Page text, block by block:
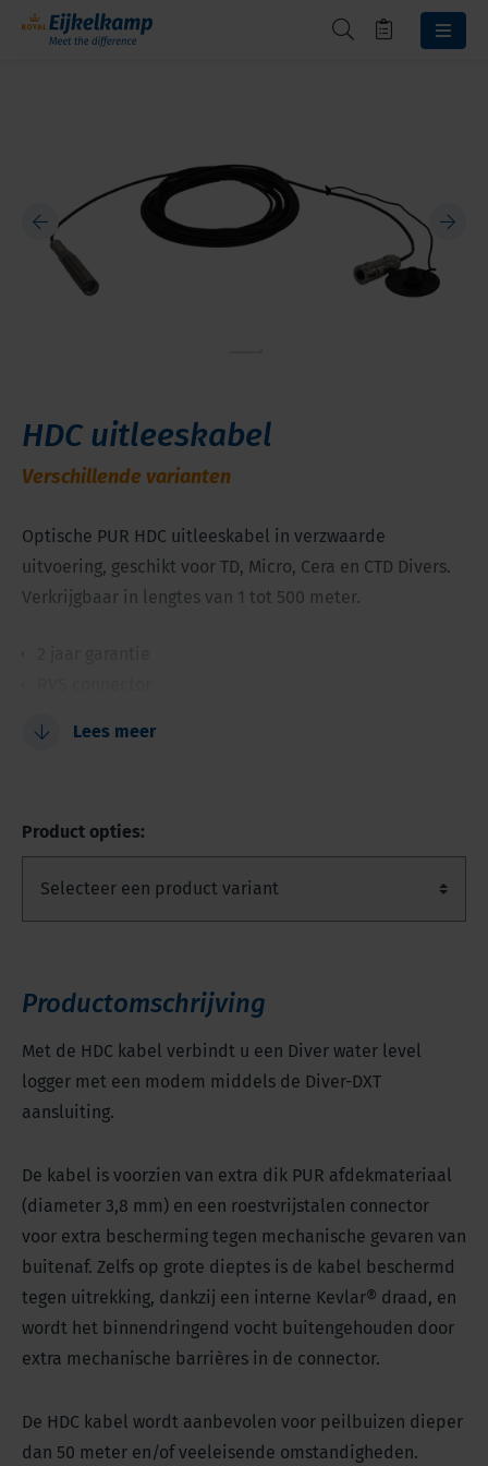
HDC uitleeskabel
Verschillende varianten
Optische PUR HDC uitleeskabel in verzwaarde
uitvoering, geschikt voor TD, Micro, Cera en CTD Divers.
Verkrijgbaar in lengtes van 1 tot 500 meter.
Hoge kwaliteit kabel
Lees meer
Product opties:
Productomschrijving
Met de HDC kabel verbindt u een Diver water level
logger met een modem middels de Diver-DXT
aansluiting.
De kabel is voorzien van extra dik PUR afdekmateriaal
(diameter 3,8 mm) en een roestvrijstalen connector
voor extra bescherming tegen mechanische gevaren van
buitenaf. Zelfs op grote dieptes is de kabel beschermd
tegen uitrekking, dankzij een interne Kevlar® draad, en
wordt het binnendringend vocht buitengehouden door
extra mechanische barrières in de connector.
De HDC kabel wordt aanbevolen voor peilbuizen dieper
dan 50 meter en/of veeleisende omstandigheden.